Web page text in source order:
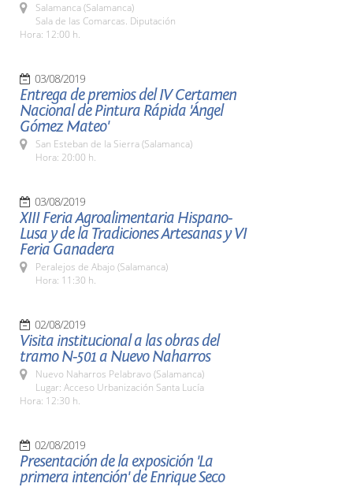
Salamanca (Salamanca)
Sala de las Comarcas. Diputación
Hora: 12:00 h.
03/08/2019
Entrega de premios del IV Certamen
Nacional de Pintura Rápida 'Ángel
Gómez Mateo'
San Esteban de la Sierra (Salamanca)
Hora: 20:00 h.
03/08/2019
XIII Feria Agroalimentaria Hispano-
Lusa y de la Tradiciones Artesanas y VI
Feria Ganadera
Peralejos de Abajo (Salamanca)
Hora: 11:30 h.
02/08/2019
Visita institucional a las obras del
tramo N-501 a Nuevo Naharros
Nuevo Naharros Pelabravo (Salamanca)
Lugar: Acceso Urbanización Santa Lucía
Hora: 12:30 h.
02/08/2019
Presentación de la exposición 'La
primera intención' de Enrique Seco